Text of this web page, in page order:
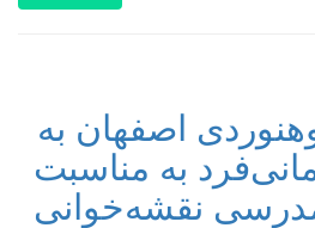
اصفهان به
به مناسبت
نقشه‌خوانی